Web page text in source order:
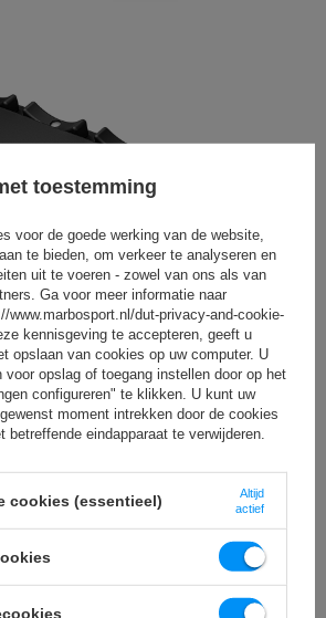
op elk van de twee haltersteunen.
van 120 mm en een
van 210 mm kunnen op het statief
constructie van het halterrek is
dik plaatstaal.
toestemming
voor de goede werking van de website,
te bieden, om verkeer te analyseren en
uit te voeren - zowel van ons als van
Ga voor meer informatie naar
www.marbosport.nl/dut-privacy-and-cookie-
kennisgeving te accepteren, geeft u
opslaan van cookies op uw computer. U
voor opslag of toegang instellen door op het
configureren" te klikken. U kunt uw
moment intrekken door de cookies
betreffende eindapparaat te verwijderen.
cookies (essentieel)
Altijd
actief